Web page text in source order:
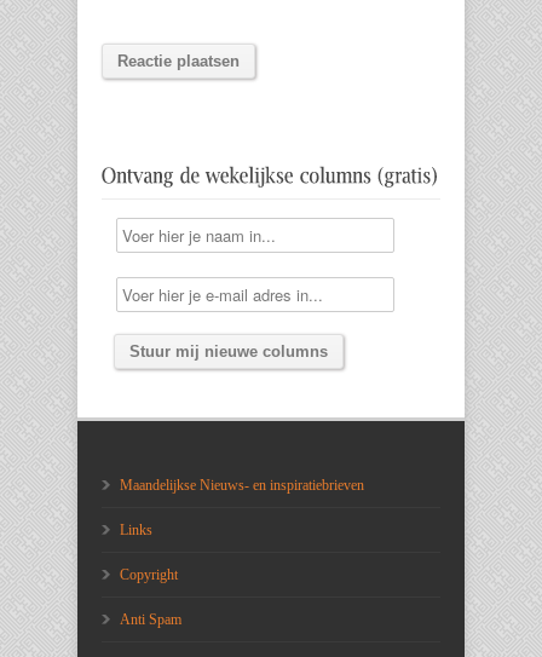
Maandelijkse Nieuws- en inspiratiebrieven
Links
Copyright
Anti Spam